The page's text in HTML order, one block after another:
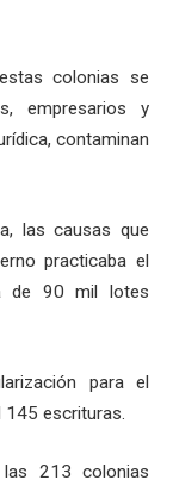
colonias se
empresarios y
contaminan
las causas que
practicaba el
de 90 mil lotes
para el
escrituras.
213 colonias